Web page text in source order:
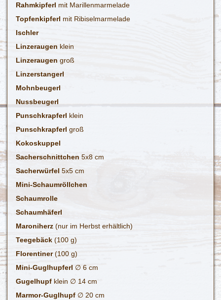
Rahmkipferl mit Marillenmarmelade
Topfenkipferl mit Ribiselmarmelade
Ischler
Linzeraugen klein
Linzeraugen groß
Linzerstangerl
Mohnbeugerl
Nussbeugerl
Punschkrapferl klein
Punschkrapferl groß
Kokoskuppel
Sacherschnittchen 5x8 cm
Sacherwürfel 5x5 cm
Mini-Schaumröllchen
Schaumrolle
Schaumhäferl
Maroniherz (nur im Herbst erhältlich)
Teegebäck (100 g)
Florentiner(100 g)
Mini-Guglhupferl ∅ 6 cm
Gugelhupf klein ∅ 14 cm
Marmor-Guglhupf ∅ 20 cm